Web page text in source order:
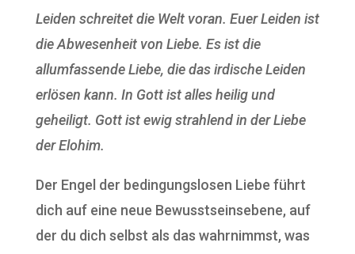
Leiden schreitet die Welt voran. Euer Leiden ist
die Abwesenheit von Liebe. Es ist die
allumfassende Liebe, die das irdische Leiden
erlösen kann. In Gott ist alles heilig und
geheiligt. Gott ist ewig strahlend in der Liebe
der Elohim.
Der Engel der bedingungslosen Liebe führt
dich auf eine neue Bewusstseinsebene, auf
der du dich selbst als das wahrnimmst, was